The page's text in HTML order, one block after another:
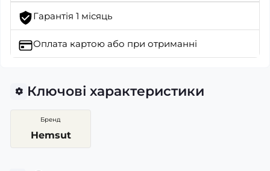
Гарантія 1 місяць
Оплата картою або при отриманні
Ключові характеристики
Бренд
Hemsut